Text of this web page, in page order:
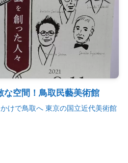
な空間！鳥取民藝美術館
けで鳥取へ 東京の国立近代美術館